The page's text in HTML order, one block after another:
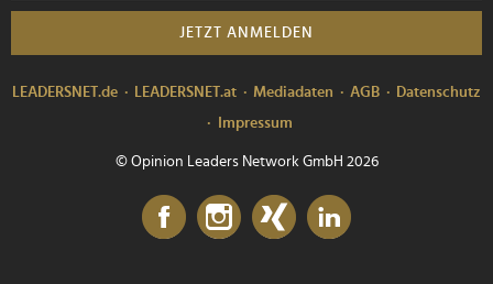
JETZT ANMELDEN
LEADERSNET.de LEADERSNET.at Mediadaten AGB
Datenschutz
Impressum
© Opinion Leaders Network GmbH 2026